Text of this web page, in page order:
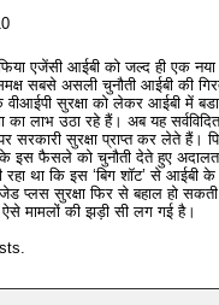
एजेंसी आईबी को जल्द ही एक
सबसे असली चुनौती आईबी की
वीआईपी सुरक्षा को लेकर आईबी में
का लाभ उठा रहे हैं। अब यह
सरकारी सुरक्षा प्राप्त कर लेते
फैसले को चुनौती देते हुए अदालत
था कि इस ‘बिग शॉट’ से आईबी
प्लस सुरक्षा फिर से बहाल हो
मामलों की झड़ी सी लग गई है।